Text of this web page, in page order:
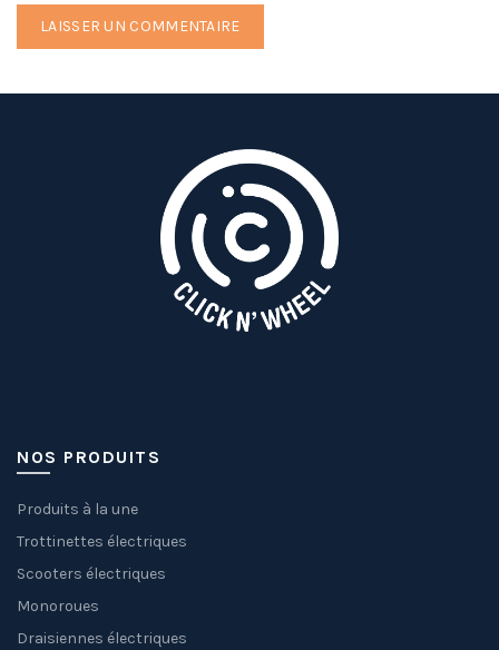
NOS PRODUITS
Produits à la une
Trottinettes électriques
Scooters électriques
Monoroues
Draisiennes électriques